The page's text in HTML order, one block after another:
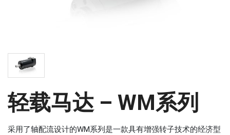
轻载马达 – WM系列
采用了轴配流设计的WM系列是一款具有增强转子技术的经济型